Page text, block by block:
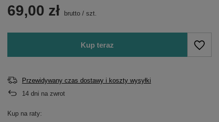
69,00 zł brutto / szt.
Kup teraz
Przewidywany czas dostawy i koszty wysyłki
14 dni na zwrot
Kup na raty: